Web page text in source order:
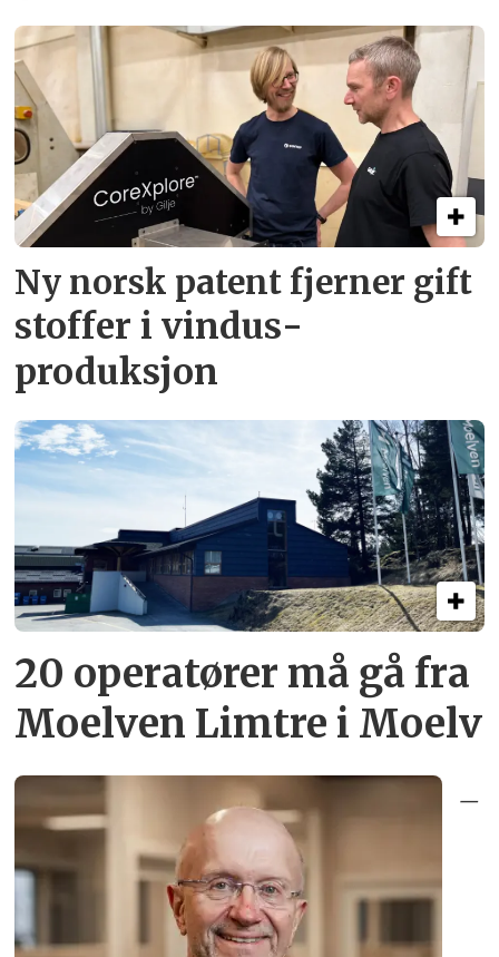
Ny norsk patent fjerner gift­
stoffer i vindus­
produksjon
20 operatører må gå fra
Moelven Limtre i Moelv
–